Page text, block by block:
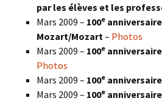
par les élèves et les
Mars 2009 – 100e
Mozart/Mozart – Photos
Mars 2009 – 100e
Photos
Mars 2009 – 100e
Mars 2009 – 100e